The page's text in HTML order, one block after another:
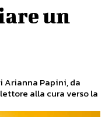
un
Arianna Papini, da
alla cura verso la